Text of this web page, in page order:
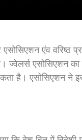
एंव वरिष्ठ
ज्वेलर्स एसोसिएशन
सकता है। एसोसिएशन